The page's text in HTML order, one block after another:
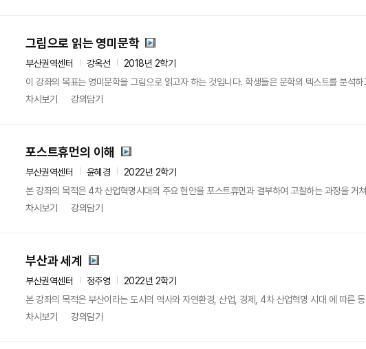
그림으로 읽는 영미문학
부산권역센터 강옥선
2018년 2학기
이 강좌의 목표는 영미문학을 그림으로 읽고자 하는 것입니다. 학생들은 문학의 텍스트를 분석
차시보기
강의담기
포스트휴먼의 이해
부산권역센터 윤혜경
2022년 2학기
본 강좌의 목적은 4차 산업혁명시대의 주요 현안을 포스트휴먼과 결부하여 고찰하는 과정을
차시보기
강의담기
부산과 세계
부산권역센터 정주영
2022년 2학기
본 강좌의 목적은 부산이라는 도시의 역사와 자연환경, 산업, 경제, 4차 산업혁명 시대 에 따른
차시보기
강의담기